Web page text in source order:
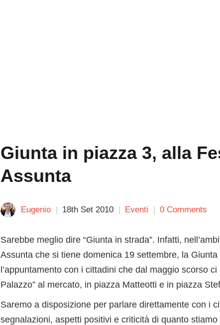
Giunta in piazza 3, alla
Assunta
Eugenio 18th Set 2010 Eventi 0 Comments
Sarebbe meglio dire “Giunta in strada”. Infatti,
Assunta che si tiene domenica 19 settembre, la
l’appuntamento con i cittadini che dal maggio scorso
Palazzo” al mercato, in piazza Matteotti e in piazza
Saremo a disposizione per parlare direttamente con i
segnalazioni, aspetti positivi e criticità di quanto